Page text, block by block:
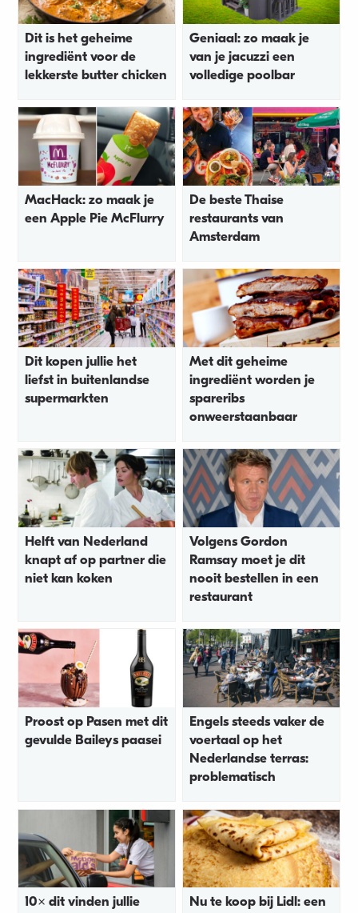
Dit is het geheime
ingrediënt voor de
lekkerste butter chicken
Geniaal: zo maak je
van je jacuzzi een
volledige poolbar
MacHack: zo maak je
een Apple Pie McFlurry
De beste Thaise
restaurants van
Amsterdam
Dit kopen jullie het
liefst in buitenlandse
supermarkten
Met dit geheime
ingrediënt worden je
spareribs
onweerstaanbaar
Helft van Nederland
knapt af op partner die
niet kan koken
Volgens Gordon
Ramsay moet je dit
nooit bestellen in een
restaurant
Proost op Pasen met dit
gevulde Baileys paasei
Engels steeds vaker de
voertaal op het
Nederlandse terras:
problematisch
10x dit vinden jullie
Nu te koop bij Lidl: een